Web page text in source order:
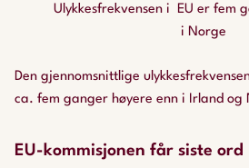
Ulykkesfrekvensen i EU er fem
i Norge
Den gjennomsnittlige
ca. fem ganger høyere enn i Irland og
EU-kommisjonen får siste ord